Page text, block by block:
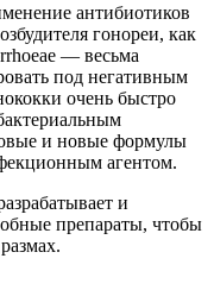
антибиотиков
гонореи, как
— весьма
под негативным
очень быстро
и новые формулы
агентом.
и
препараты, чтобы